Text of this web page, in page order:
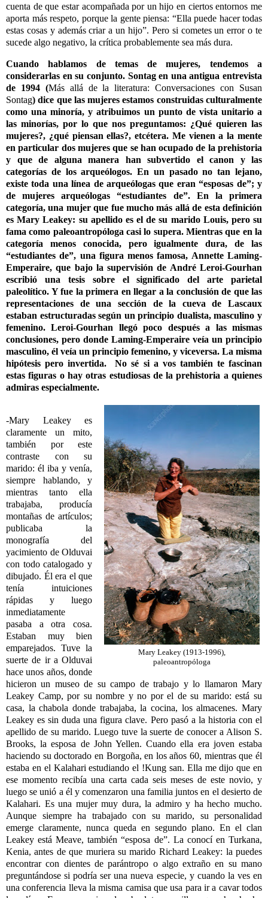
cuenta de que estar acompañada por un hijo en ciertos entornos me
aporta más respeto, porque la gente piensa: “Ella puede hacer todas
estas cosas y además criar a un hijo”. Pero si cometes un error o te
sucede algo negativo, la crítica probablemente sea más dura.
Cuando hablamos de temas de mujeres, tendemos a
considerarlas en su conjunto. Sontag en una antigua entrevista
de 1994 (Más allá de la literatura: Conversaciones con Susan
Sontag) dice que las mujeres estamos construidas culturalmente
como una minoría, y atribuimos un punto de vista unitario a
las minorías, por lo que nos preguntamos: ¿Qué quieren las
mujeres?, ¿qué piensan ellas?, etcétera. Me vienen a la mente
en particular dos mujeres que se han ocupado de la prehistoria
y que de alguna manera han subvertido el canon y las
categorías de los arqueólogos. En un pasado no tan lejano,
existe toda una línea de arqueólogas que eran “esposas de”; y
de mujeres arqueólogas “estudiantes de”. En la primera
categoría, una mujer que fue mucho más allá de esta definición
es Mary Leakey: su apellido es el de su marido Louis, pero su
fama como paleoantropóloga casi lo supera. Mientras que en la
categoría menos conocida, pero igualmente dura, de las
“estudiantes de”, una figura menos famosa, Annette Laming-
Emperaire, que bajo la supervisión de André Leroi-Gourhan
escribió una tesis sobre el significado del arte parietal
paleolítico. Y fue la primera en llegar a la conclusión de que las
representaciones de una sección de la cueva de Lascaux
estaban estructuradas según un principio dualista, masculino y
femenino. Leroi-Gourhan llegó poco después a las mismas
conclusiones, pero donde Laming-Emperaire veía un principio
masculino, él veía un principio femenino, y viceversa. La misma
hipótesis pero invertida. No sé si a vos también te fascinan
estas figuras o hay otras estudiosas de la prehistoria a quienes
admiras especialmente.
Mary Leakey (1913-1996),
paleoantropóloga
-Mary Leakey es
claramente un mito,
también por este
contraste con su
marido: él iba y venía,
siempre hablando, y
mientras tanto ella
trabajaba, producía
montañas de artículos;
publicaba la
monografía del
yacimiento de Olduvai
con todo catalogado y
dibujado. Él era el que
tenía intuiciones
rápidas y luego
inmediatamente
pasaba a otra cosa.
Estaban muy bien
emparejados. Tuve la
suerte de ir a Olduvai
hace unos años, donde
hicieron un museo de su campo de trabajo y lo llamaron Mary
Leakey Camp, por su nombre y no por el de su marido: está su
casa, la chabola donde trabajaba, la cocina, los almacenes. Mary
Leakey es sin duda una figura clave. Pero pasó a la historia con el
apellido de su marido. Luego tuve la suerte de conocer a Alison S.
Brooks, la esposa de John Yellen. Cuando ella era joven estaba
haciendo su doctorado en Borgoña, en los años 60, mientras que él
estaba en el Kalahari estudiando el !Kung san. Ella me dijo que en
ese momento recibía una carta cada seis meses de este novio, y
luego se unió a él y comenzaron una familia juntos en el desierto de
Kalahari. Es una mujer muy dura, la admiro y ha hecho mucho.
Aunque siempre ha trabajado con su marido, su personalidad
emerge claramente, nunca queda en segundo plano. En el clan
Leakey está Meave, también “esposa de”. La conocí en Turkana,
Kenia, antes de que muriera su marido Richard Leakey: la puedes
encontrar con dientes de parántropo o algo extraño en su mano
preguntándose si podría ser una nueva especie, y cuando la ves en
una conferencia lleva la misma camisa que usa para ir a cavar todos